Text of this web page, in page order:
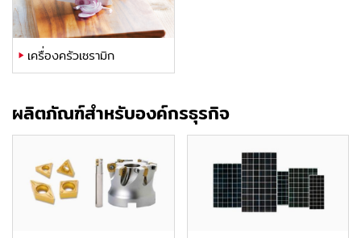
เครื่องครัวเซรามิก
ผลิตภัณฑ์สำหรับองค์กรธุรกิจ